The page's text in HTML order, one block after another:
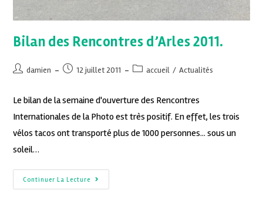
Bilan des Rencontres d’Arles 2011.
damien 12 juillet 2011 accueil / Actualités
Le bilan de la semaine d'ouverture des Rencontres
Internationales de la Photo est très positif. En effet, les trois
vélos tacos ont transporté plus de 1000 personnes... sous un
soleil…
Continuer La Lecture